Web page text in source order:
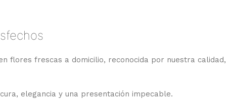
flores frescas a domicilio, reconocida por nuestra calidad,
elegancia y una presentación impecable.